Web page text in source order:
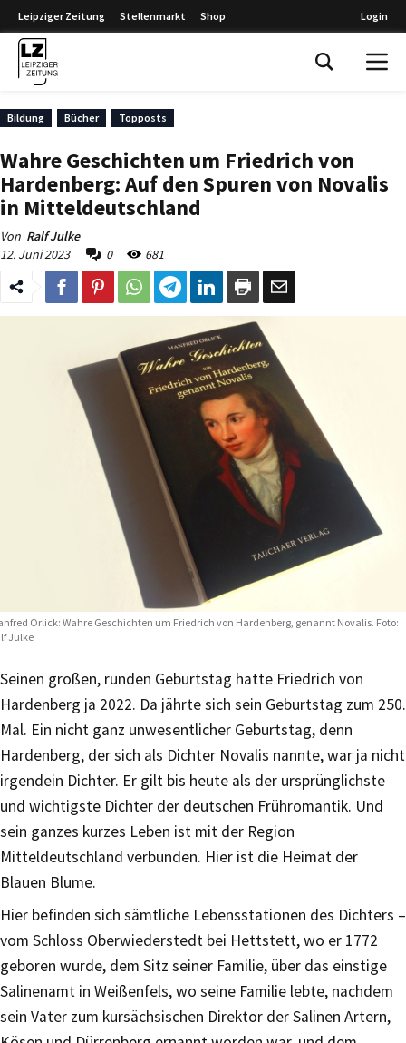
Leipziger Zeitung Stellenmarkt Shop Login
Bildung Bücher Topposts
Wahre Geschichten um Friedrich von
Hardenberg: Auf den Spuren von Novalis
in Mitteldeutschland
Von Ralf Julke
12. Juni 2023
0 681
Orlick: Wahre Geschichten um Friedrich von Hardenberg, genannt Novalis. Foto:
Julke
Seinen großen, runden Geburtstag hatte Friedrich von
Hardenberg ja 2022. Da jährte sich sein Geburtstag zum 250.
Mal. Ein nicht ganz unwesentlicher Geburtstag, denn
Hardenberg, der sich als Dichter Novalis nannte, war ja nicht
irgendein Dichter. Er gilt bis heute als der ursprünglichste
und wichtigste Dichter der deutschen Frühromantik. Und
sein ganzes kurzes Leben ist mit der Region
Mitteldeutschland verbunden. Hier ist die Heimat der
Blauen Blume.
Hier befinden sich sämtliche Lebensstationen des Dichters –
vom Schloss Oberwiederstedt bei Hettstett, wo er 1772
geboren wurde, dem Sitz seiner Familie, über das einstige
Salinenamt in Weißenfels, wo seine Familie lebte, nachdem
sein Vater zum kursächsischen Direktor der Salinen Artern,